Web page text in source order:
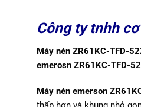
Công ty tnhh
Máy nén ZR61KC-TFD-
emerosn ZR61KC-TFD-
Máy nén emerson